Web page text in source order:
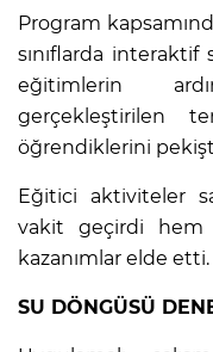
Program
sınıflarda
eğitimlerin
gerçekleştirilen
öğrendiklerini
Eğitici aktiviteler
vakit geçirdi hem
kazanımlar elde etti.
SU DÖNGÜSÜ